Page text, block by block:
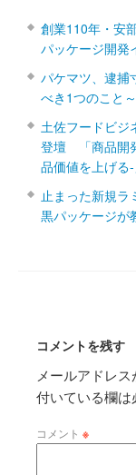
創業110年・安
パッケージ開発
パケマツ、逮
べき1つのこと～
土佐フードビジ
登壇 「商品開
品価値を上げる‐
止まった新規ラ
黒パッケージが
コメントを残す
メールアドレ
付いている欄は
コメント ※